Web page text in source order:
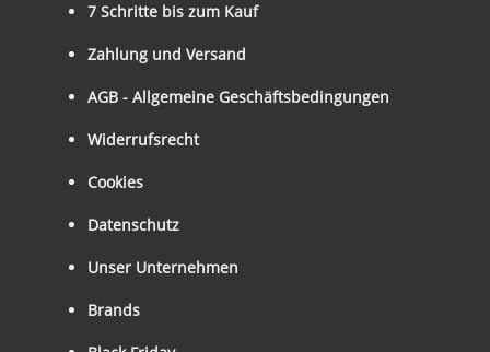
7 Schritte bis zum Kauf
Zahlung und Versand
AGB - Allgemeine Geschäftsbedingungen
Widerrufsrecht
Cookies
Datenschutz
Unser Unternehmen
Brands